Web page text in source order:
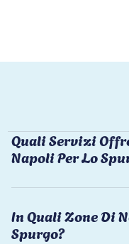
Quali Servizi
Napoli Per Lo
In Quali Zone Di
Spurgo?